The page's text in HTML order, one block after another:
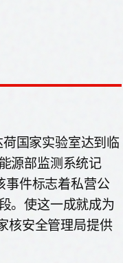
荷国家实验室达到临
源部监测系统记
事件标志着私营公
。使这一成就成为
核安全管理局提供